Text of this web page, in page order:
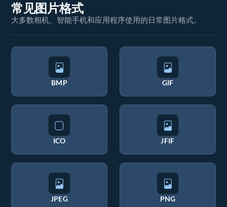
常见图片格式
大多数相机、智能手机和应用程序使用的日常图片格式。
BMP GIF
ICO JFIF
JPEG PNG